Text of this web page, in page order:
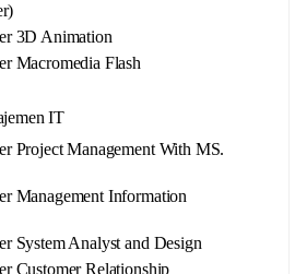
3D Animation
Macromedia Flash
IT
Project Management With MS.
Management Information
System Analyst and Design
Customer Relationship